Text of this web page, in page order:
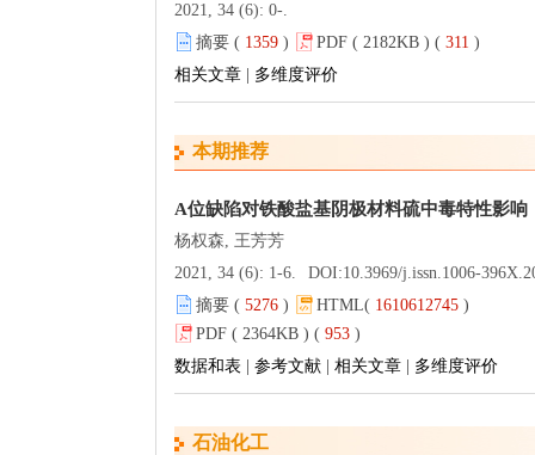
2021, 34 (6): 0-.
摘要 ( 1359 ) PDF ( 2182KB ) ( 311 )
相关文章
多维度评价
本期推荐
A位缺陷对铁酸盐基阴极材料硫中毒特性影响
杨权森, 王芳芳
2021, 34 (6): 1-6.
DOI:10.3969/j.issn.1006-
摘要 ( 5276 ) HTML( 1610612745 )
PDF ( 2364KB ) ( 953 )
数据和表
参考文献 相关文章 多维度评价
石油化工